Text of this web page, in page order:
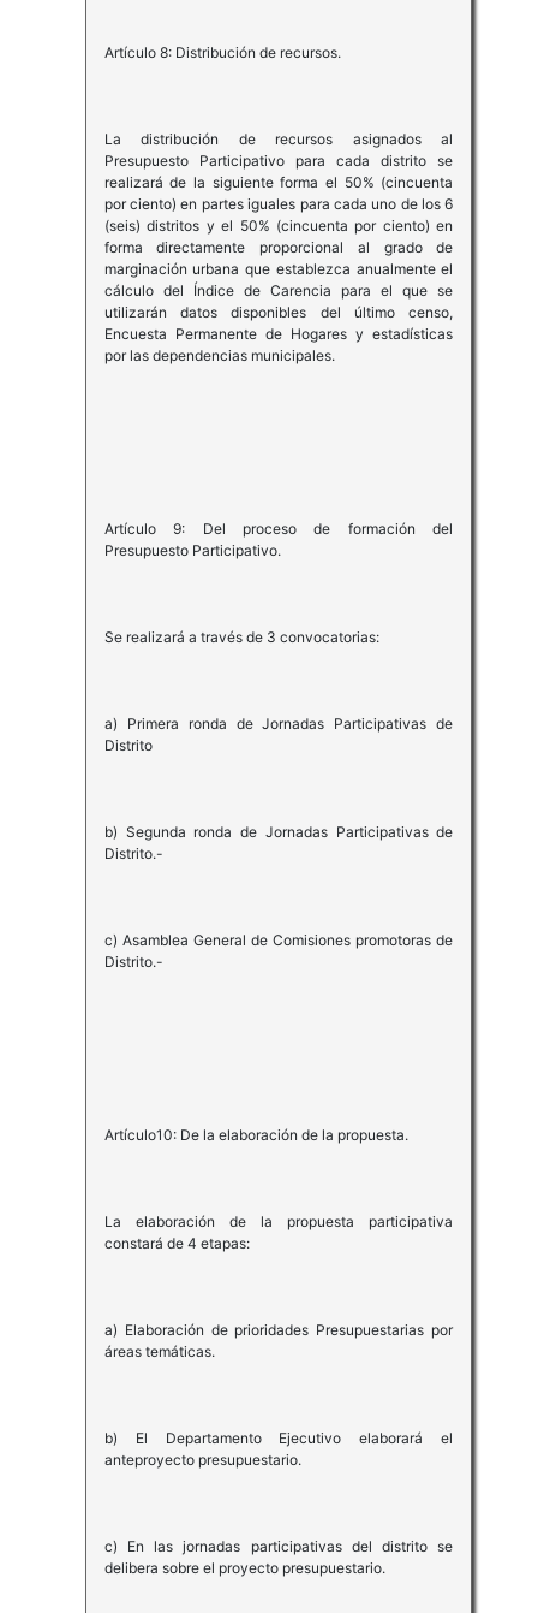
Artículo 8: Distribución de recursos.
La distribución de recursos asignados al
Presupuesto Participativo para cada distrito se
realizará de la siguiente forma el 50% (cincuenta
por ciento) en partes iguales para cada uno de los 6
(seis) distritos y el 50% (cincuenta por ciento) en
forma directamente proporcional al grado de
marginación urbana que establezca anualmente el
cálculo del Índice de Carencia para el que se
utilizarán datos disponibles del último censo,
Encuesta Permanente de Hogares y estadísticas
por las dependencias municipales.
Artículo 9: Del proceso de formación del
Presupuesto Participativo.
Se realizará a través de 3 convocatorias:
a) Primera ronda de Jornadas Participativas de
Distrito
b) Segunda ronda de Jornadas Participativas de
Distrito.-
c) Asamblea General de Comisiones promotoras de
Distrito.-
Artículo10: De la elaboración de la propuesta.
La elaboración de la propuesta participativa
constará de 4 etapas:
a) Elaboración de prioridades Presupuestarias por
áreas temáticas.
b) El Departamento Ejecutivo elaborará el
anteproyecto presupuestario.
c) En las jornadas participativas del distrito se
delibera sobre el proyecto presupuestario.